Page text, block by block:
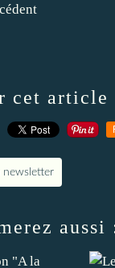
cet article
newsletter
aussi